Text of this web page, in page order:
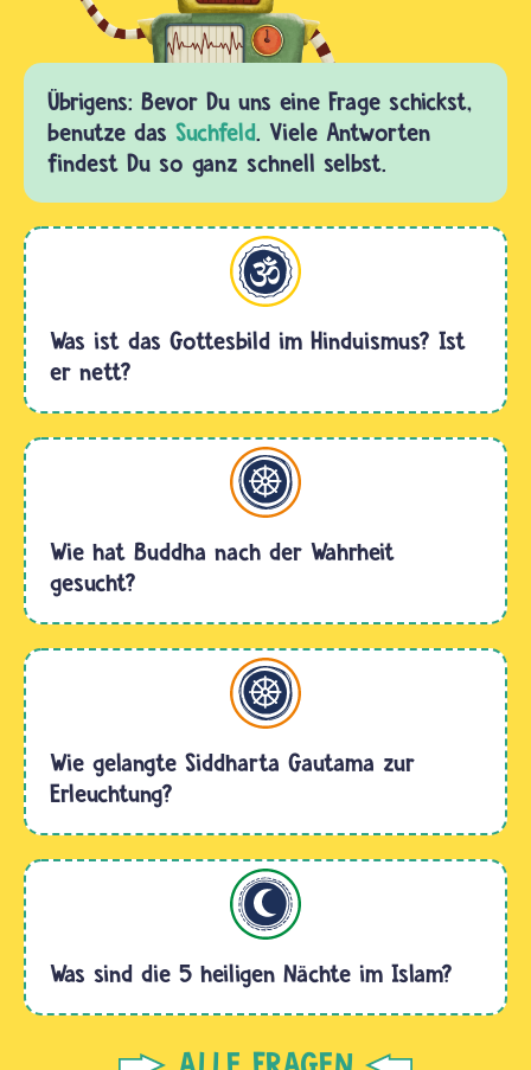
Übrigens: Bevor Du uns eine Frage schickst,
benutze das Suchfeld. Viele Antworten
findest Du so ganz schnell selbst.
Was ist das Gottesbild im Hinduismus? Ist
er nett?
Wie hat Buddha nach der Wahrheit
gesucht?
Wie gelangte Siddharta Gautama zur
Erleuchtung?
Was sind die 5 heiligen Nächte im Islam?